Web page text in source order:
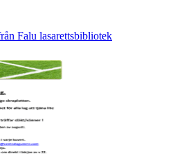
Falu lasarettsbibliotek